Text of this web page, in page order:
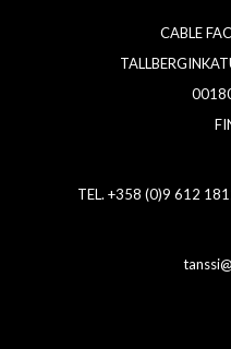
CABLE
TEL. +358 (0)9 612